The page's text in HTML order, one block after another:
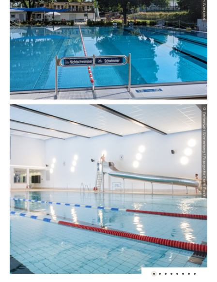
Radfahren
Tourenportal
Tourist-Information
© Ferienwelt Winterberg / Fotografie Steffi Rost